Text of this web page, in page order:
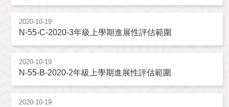
2020-10-19
N-55-C-2020-3年級上學期進展性評估範圍
2020-10-19
N-55-B-2020-2年級上學期進展性評估範圍
2020-10-19